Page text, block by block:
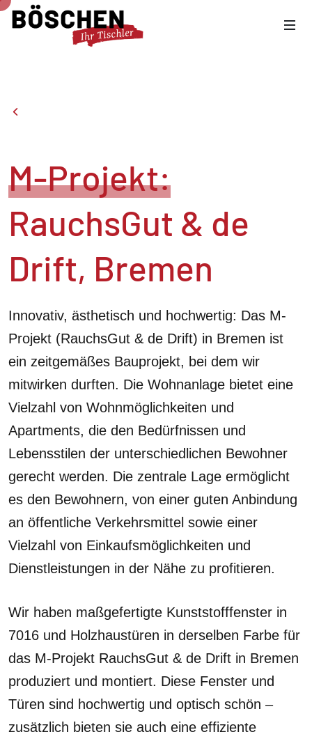
M-Projekt:
RauchsGut & de
Drift, Bremen
Innovativ, ästhetisch und hochwertig: Das M-
Projekt (RauchsGut & de Drift) in Bremen ist
ein zeitgemäßes Bauprojekt, bei dem wir
mitwirken durften. Die Wohnanlage bietet eine
Vielzahl von Wohnmöglichkeiten und
Apartments, die den Bedürfnissen und
Lebensstilen der unterschiedlichen Bewohner
gerecht werden. Die zentrale Lage ermöglicht
es den Bewohnern, von einer guten Anbindung
an öffentliche Verkehrsmittel sowie einer
Vielzahl von Einkaufsmöglichkeiten und
Dienstleistungen in der Nähe zu profitieren.
Wir haben maßgefertigte Kunststofffenster in
7016 und Holzhaustüren in derselben Farbe für
das M-Projekt RauchsGut & de Drift in Bremen
produziert und montiert. Diese Fenster und
Türen sind hochwertig und optisch schön –
zusätzlich bieten sie auch eine effiziente